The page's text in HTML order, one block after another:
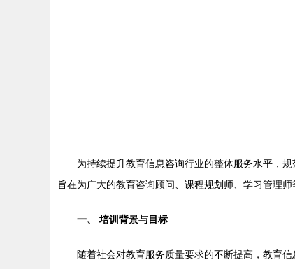
为持续提升教育信息咨询行业的整体服务水平，
旨在为广大的教育咨询顾问、课程规划师、学习管理
一、 培训背景与目标
随着社会对教育服务质量要求的不断提高，教育